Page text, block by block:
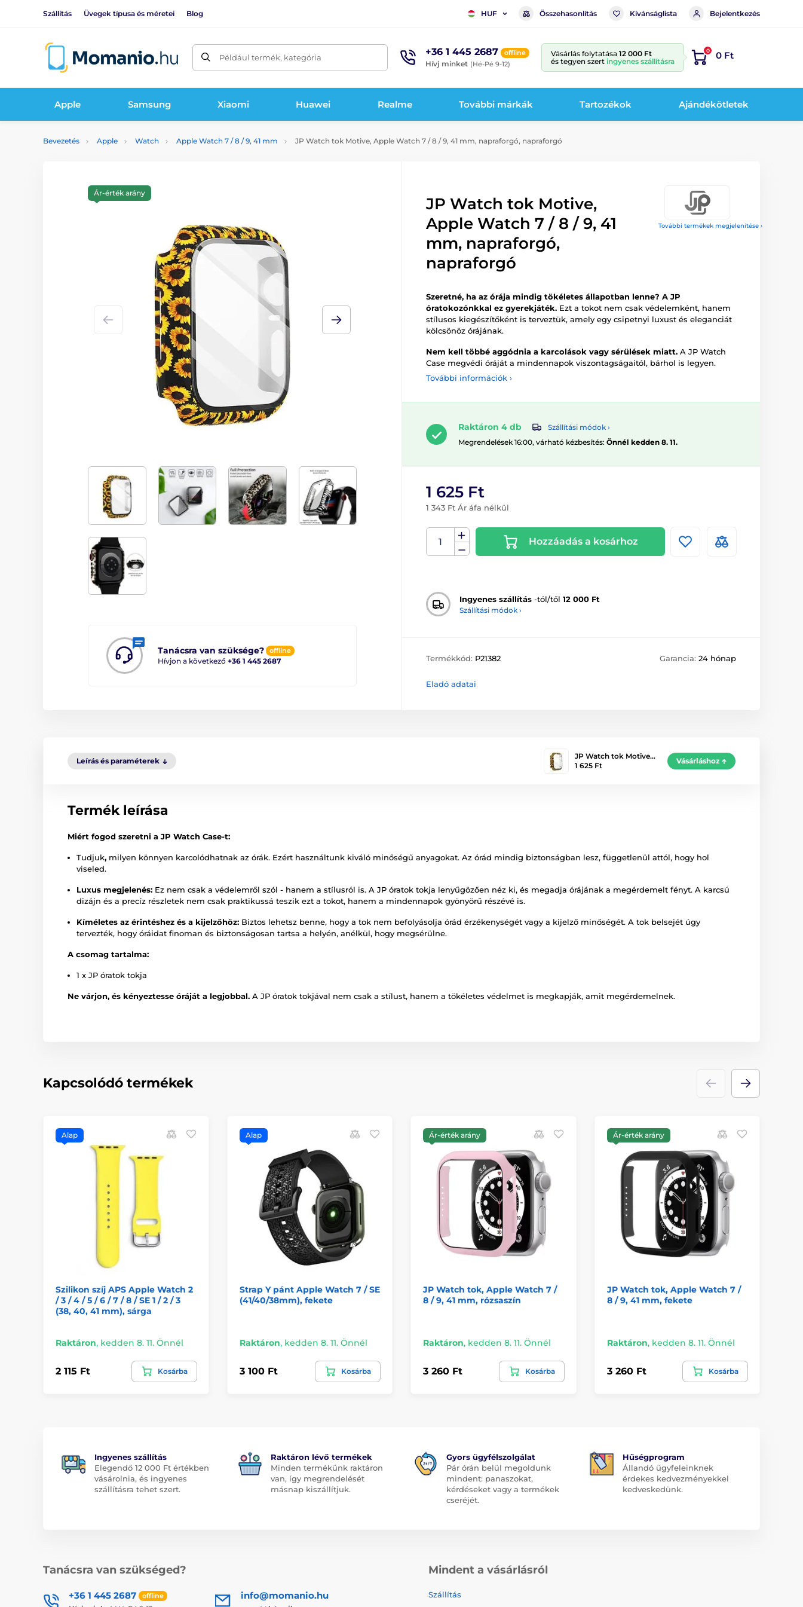
Szállítás Üvegek típusa és méretei Blog HUF Összehasonlítás Kívánságlista Bejelentkezés
Például termék, kategória +36 1 445 2687 offline
Hívj minket (Hé-Pé 9-12)
Vásárlás folytatása 12 000 Ft
és tegyen szert ingyenes szállításra
0 0 Ft
Apple Samsung Xiaomi Huawei Realme További márkák Tartozékok Ajándékötletek
Bevezetés Apple Watch Apple Watch 7 / 8 / 9, 41 mm JP Watch tok Motive, Apple Watch 7 / 8 / 9, 41 mm, napraforgó, napraforgó
További termékek megjelenítése ›
Tanácsra van szüksége? offline
Hívjon a következő +36 1 445 2687
Ár-érték arány
JP Watch tok Motive,
Apple Watch 7 / 8 / 9, 41
mm, napraforgó,
napraforgó
Szeretné, ha az órája mindig tökéletes állapotban lenne? A JP
óratokozónkkal ez gyerekjáték. Ezt a tokot nem csak védelemként, hanem
stílusos kiegészítőként is terveztük, amely egy csipetnyi luxust és eleganciát
kölcsönöz órájának.
Nem kell többé aggódnia a karcolások vagy sérülések miatt. A JP Watch
Case megvédi óráját a mindennapok viszontagságaitól, bárhol is legyen.
További információk ›
Raktáron 4 db
Szállítási módok ›
Megrendelések 16:00, várható kézbesítés: Önnél kedden 8. 11.
1 625 Ft
1 343 Ft Ár áfa nélkül
Hozzáadás a kosárhoz
Ingyenes szállítás -tól/től 12 000 Ft
Szállítási módok ›
Termékkód: P21382 Garancia: 24 hónap
Eladó adatai
Leírás és paraméterek
JP Watch tok Motive…
1 625 Ft
Vásárláshoz
Termék leírása
Miért fogod szeretni a JP Watch Case-t:
Tudjuk, milyen könnyen karcolódhatnak az órák. Ezért használtunk kiváló minőségű anyagokat. Az órád mindig biztonságban lesz, függetlenül attól, hogy hol
viseled.
Luxus megjelenés: Ez nem csak a védelemről szól - hanem a stílusról is. A JP óratok tokja lenyűgözően néz ki, és megadja órájának a megérdemelt fényt. A karcsú
dizájn és a precíz részletek nem csak praktikussá teszik ezt a tokot, hanem a mindennapok gyönyörű részévé is.
Kíméletes az érintéshez és a kijelzőhöz: Biztos lehetsz benne, hogy a tok nem befolyásolja órád érzékenységét vagy a kijelző minőségét. A tok belsejét úgy
tervezték, hogy óráidat finoman és biztonságosan tartsa a helyén, anélkül, hogy megsérülne.
A csomag tartalma:
1 x JP óratok tokja
Ne várjon, és kényeztesse óráját a legjobbal. A JP óratok tokjával nem csak a stílust, hanem a tökéletes védelmet is megkapják, amit megérdemelnek.
Kapcsolódó termékek
Alap
Szilikon szíj APS Apple Watch 2
/ 3 / 4 / 5 / 6 / 7 / 8 / SE 1 / 2 / 3
(38, 40, 41 mm), sárga
Raktáron, kedden 8. 11. Önnél
2 115 Ft Kosárba
Alap
Strap Y pánt Apple Watch 7 / SE
(41/40/38mm), fekete
Raktáron, kedden 8. 11. Önnél
3 100 Ft Kosárba
Ár-érték arány
JP Watch tok, Apple Watch 7 /
8 / 9, 41 mm, rózsaszín
Raktáron, kedden 8. 11. Önnél
3 260 Ft Kosárba
Ár-érték arány
JP Watch tok, Apple Watch 7 /
8 / 9, 41 mm, fekete
Raktáron, kedden 8. 11. Önnél
3 260 Ft Kosárba
Ingyenes szállítás
Elegendő 12 000 Ft értékben
vásárolnia, és ingyenes
szállításra tehet szert.
Raktáron lévő termékek
Minden termékünk raktáron
van, így megrendelését
másnap kiszállítjuk.
Gyors ügyfélszolgálat
Pár órán belül megoldunk
mindent: panaszokat,
kérdéseket vagy a termékek
cseréjét.
Hűségprogram
Állandó ügyfeleinknek
érdekes kedvezményekkel
kedveskedünk.
Tanácsra van szükséged?
+36 1 445 2687 offline info@momanio.hu
Mindent a vásárlásról
Szállítás